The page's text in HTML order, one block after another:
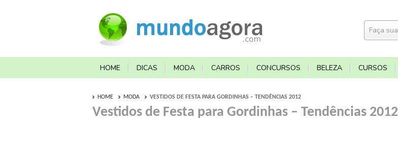
HOME DICAS MODA CARROS CONCURSOS BELEZA CURSOS
HOME MODA VESTIDOS DE FESTA PARA GORDINHAS – TENDÊNCIAS 2012
Vestidos de Festa para Gordinhas – Tendências 2012